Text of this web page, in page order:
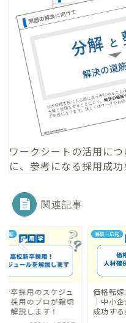
ワークシートの活用につ
に、参考になる採用成功
関連記事
広報
新卒採用のスケジュ
を採用のプロが親切
解説します！
募集・広報
価格転
｜中小
成功す